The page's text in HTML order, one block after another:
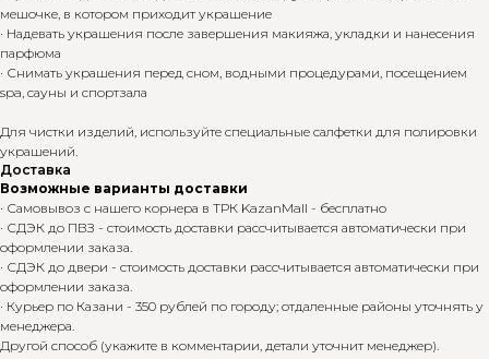
мешочке, в котором приходит украшение
· Надевать украшения после завершения макияжа, укладки и нанесения
парфюма
· Снимать украшения перед сном, водными процедурами, посещением
spa, сауны и спортзала
Для чистки изделий, используйте специальные салфетки для полировки
украшений.
Доставка
Возможные варианты доставки
· Самовывоз с нашего корнера в ТРК KazanMall - бесплатно
· СДЭК до ПВЗ - стоимость доставки рассчитывается автоматически при
оформлении заказа.
· СДЭК до двери - стоимость доставки рассчитывается автоматически при
оформлении заказа.
· Курьер по Казани - 350 рублей по городу; отдаленные районы уточнять у
менеджера.
Другой способ (укажите в комментарии, детали уточнит менеджер).